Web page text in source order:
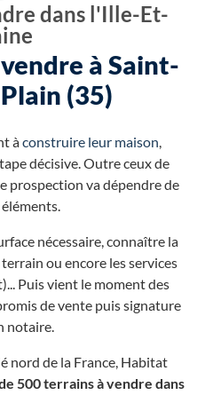
dans l'Ille-Et-
à Saint-
(35)
àconstruire leur maison,
décisive. Outre ceux de
prospection va dépendre de
nécessaire, connaître la
ou encore les services
Puis vient le moment des
de vente puis signature
notaire.
nord de la France, Habitat
500 terrains à vendre dans